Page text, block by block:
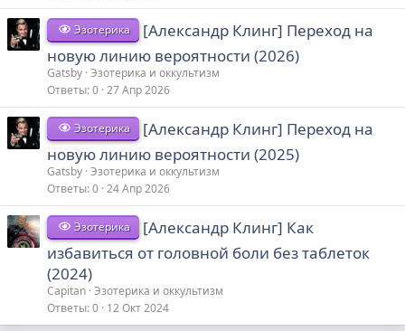
Эзотерика
[Александр Клинг] Переход на
новую линию вероятности (2026)
Gatsby Эзотерика и оккультизм
Ответы 0 27 Апр 2026
Эзотерика
[Александр Клинг] Переход на
новую линию вероятности (2025)
Gatsby Эзотерика и оккультизм
Ответы 0 24 Апр 2026
Эзотерика
[Александр Клинг] Как
избавиться от головной боли без таблеток
(2024)
Capitan Эзотерика и оккультизм
Ответы 0 12 Окт 2024